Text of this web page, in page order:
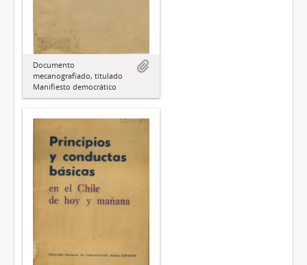
Documento
mecanografiado, titulado
Manifiesto democrático